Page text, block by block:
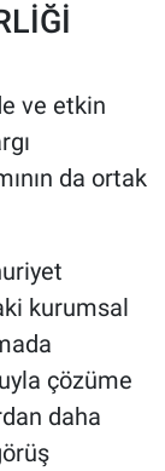
ve etkin
da ortak
kurumsal
çözüme
daha